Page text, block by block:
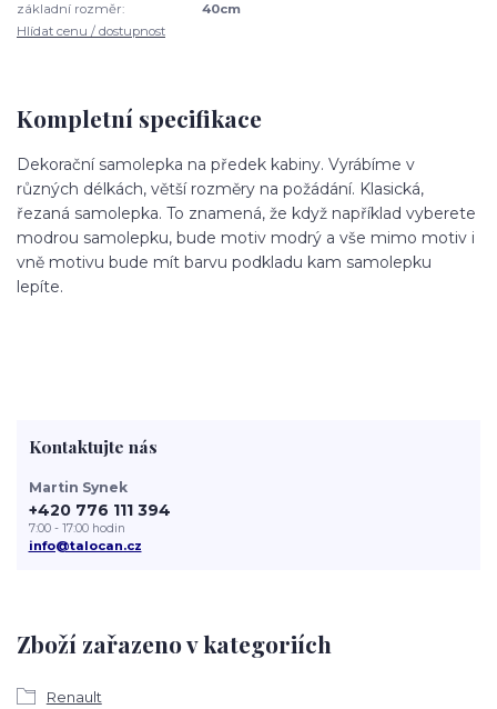
základní rozměr:
40cm
Hlídat cenu / dostupnost
Kompletní specifikace
Dekorační samolepka na předek kabiny. Vyrábíme v
různých délkách, větší rozměry na požádání. Klasická,
řezaná samolepka. To znamená, že když například vyberete
modrou samolepku, bude motiv modrý a vše mimo motiv i
vně motivu bude mít barvu podkladu kam samolepku
lepíte.
Zboží zařazeno v kategoriích
Renault
Kontaktujte nás
Martin Synek
+420 776 111 394
7:00 - 17:00 hodin
info@talocan.cz